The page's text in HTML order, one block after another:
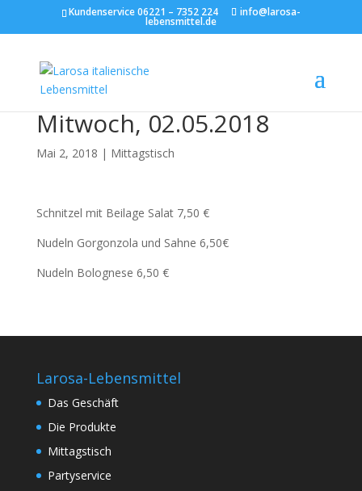
Kundenservice 06221 – 7352 224 info@larosa-
lebensmittel.de
Mitwoch, 02.05.2018
Mai 2, 2018 | Mittagstisch
Schnitzel mit Beilage Salat 7,50 €
Nudeln Gorgonzola und Sahne 6,50€
Nudeln Bolognese 6,50 €
Larosa-Lebensmittel
Das Geschäft
Die Produkte
Mittagstisch
Partyservice